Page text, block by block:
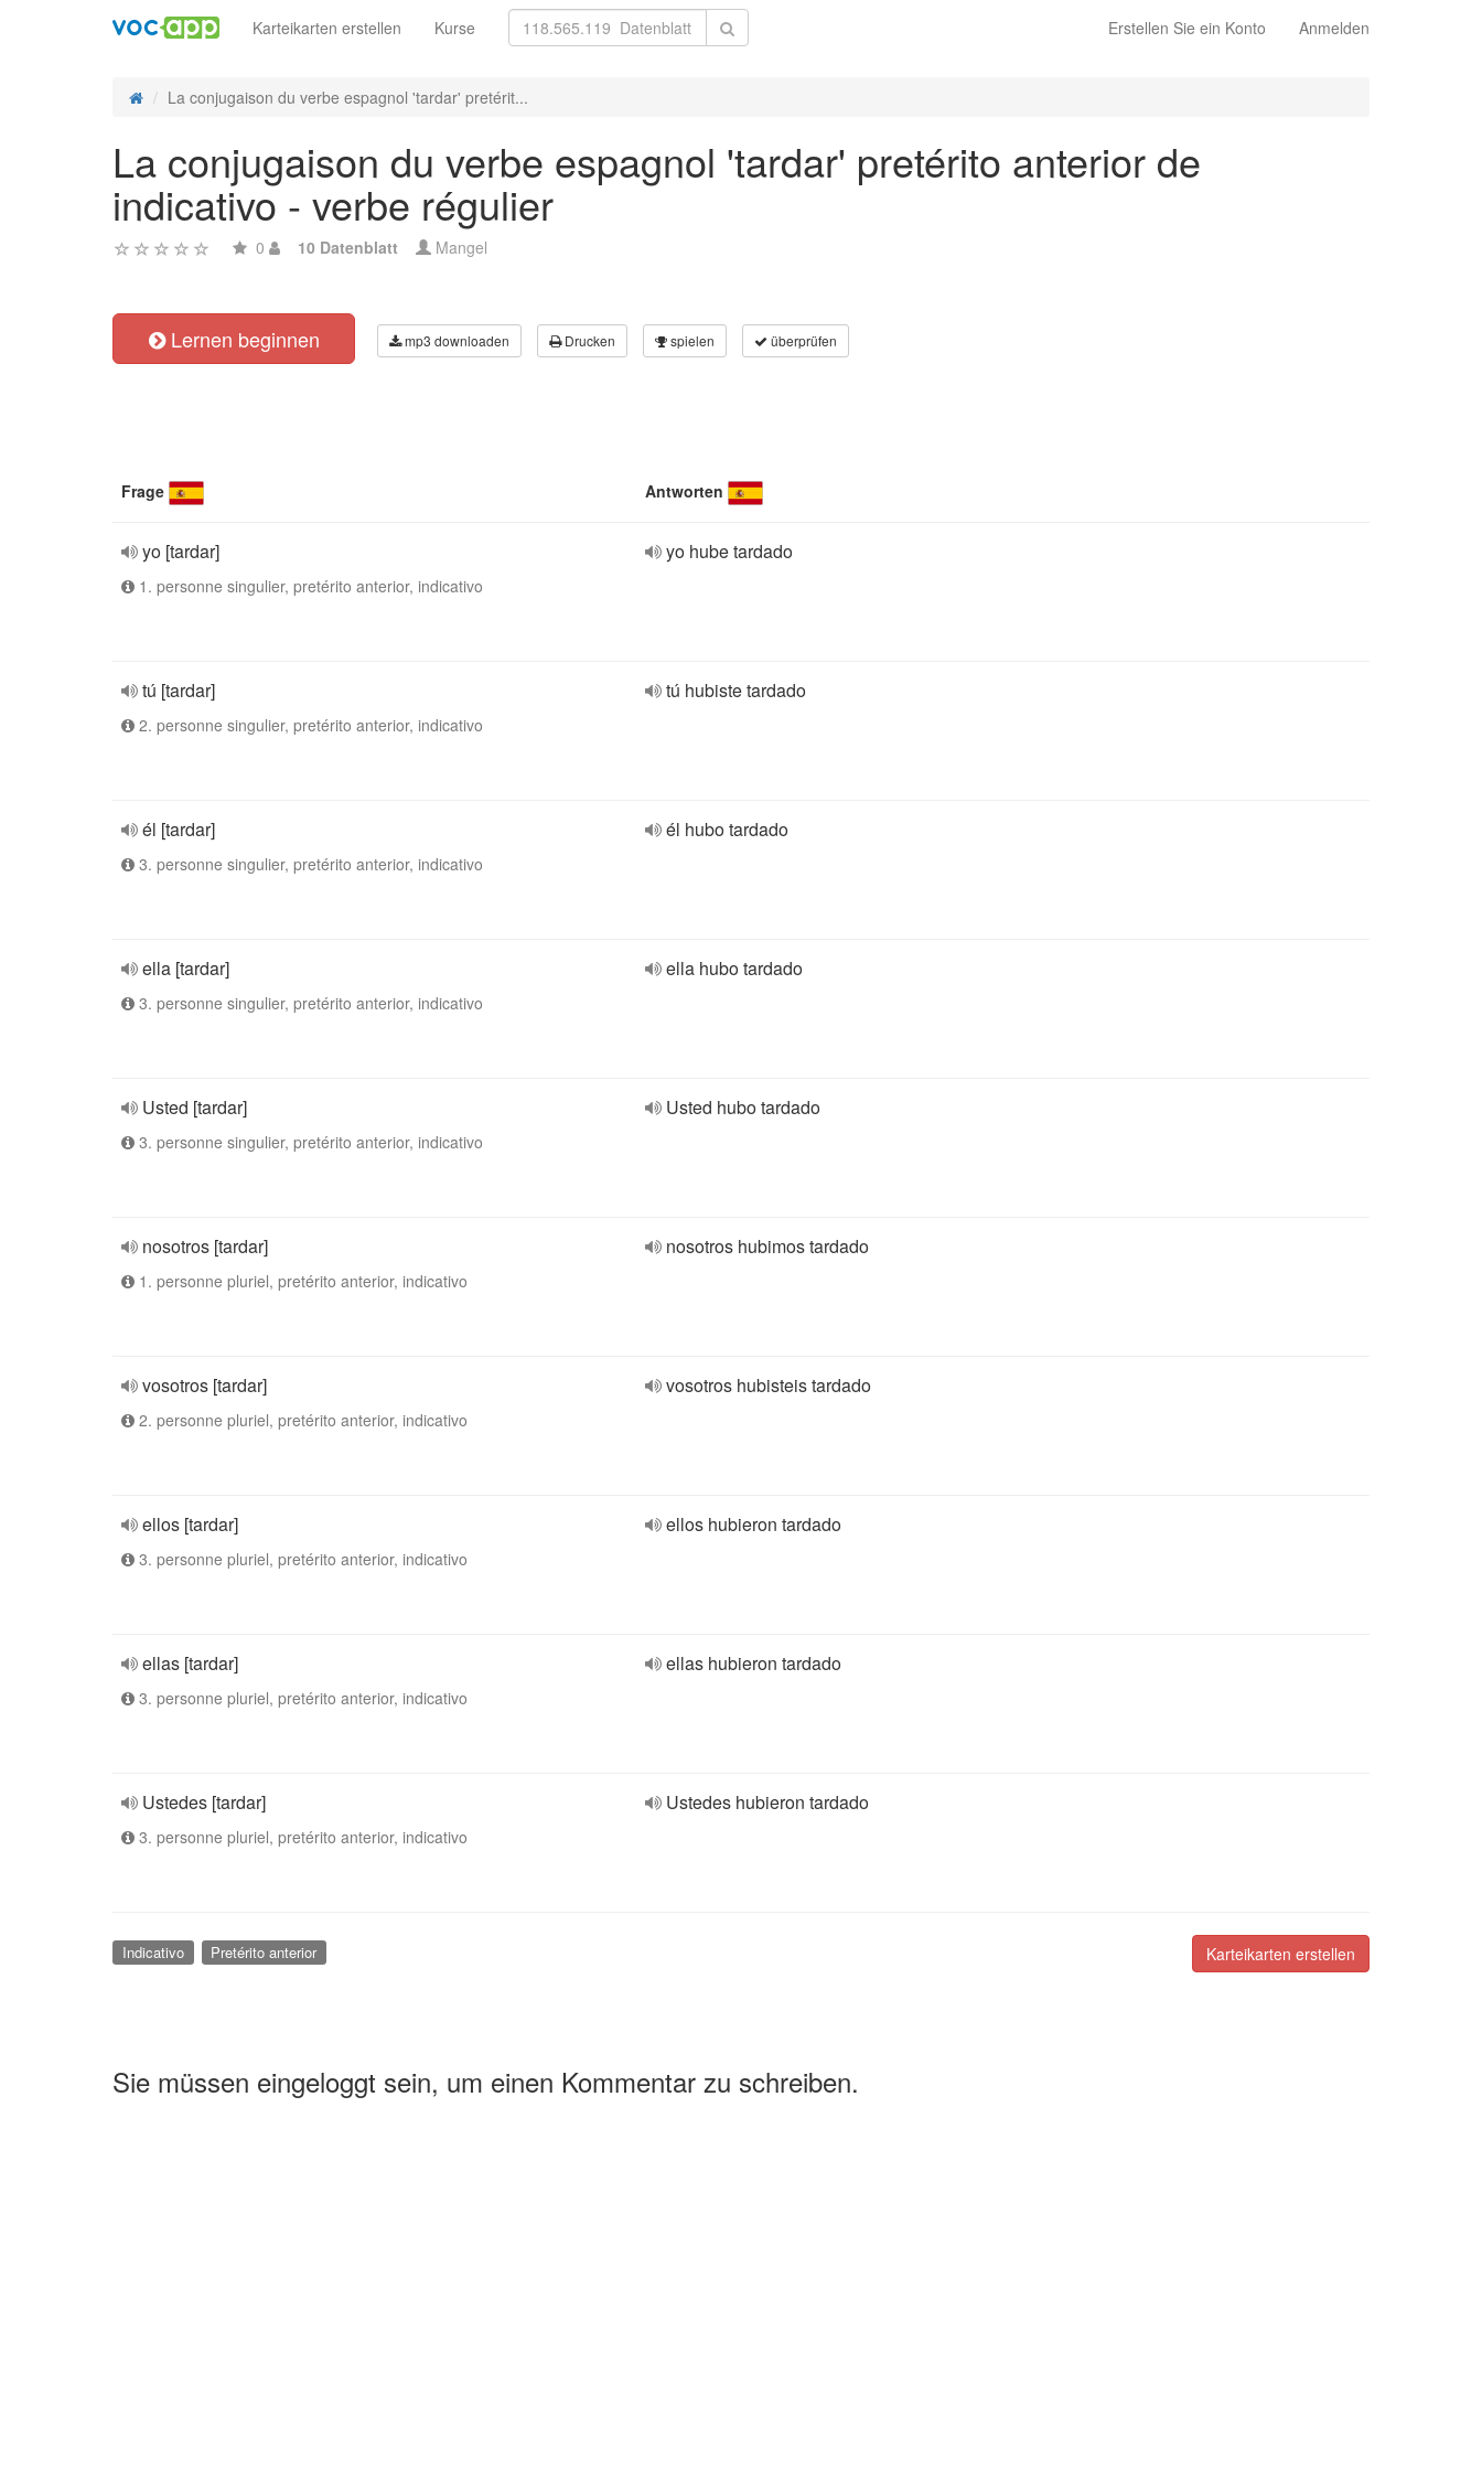
Erstellen Sie ein Konto Anmelden
Karteikarten erstellen Kurse
La conjugaison du verbe espagnol 'tardar' pretérit...
La conjugaison du verbe espagnol 'tardar' pretérito anterior de
indicativo - verbe régulier
0 10 Datenblatt Mangel
Lernen beginnen mp3 downloaden Drucken spielen überprüfen
Frage Antworten
yo [tardar]
1. personne singulier, pretérito anterior, indicativo
yo hube tardado
tú [tardar]
2. personne singulier, pretérito anterior, indicativo
tú hubiste tardado
él [tardar]
3. personne singulier, pretérito anterior, indicativo
él hubo tardado
ella [tardar]
3. personne singulier, pretérito anterior, indicativo
ella hubo tardado
Usted [tardar]
3. personne singulier, pretérito anterior, indicativo
Usted hubo tardado
nosotros [tardar]
1. personne pluriel, pretérito anterior, indicativo
nosotros hubimos tardado
vosotros [tardar]
2. personne pluriel, pretérito anterior, indicativo
vosotros hubisteis tardado
ellos [tardar]
3. personne pluriel, pretérito anterior, indicativo
ellos hubieron tardado
ellas [tardar]
3. personne pluriel, pretérito anterior, indicativo
ellas hubieron tardado
Ustedes [tardar]
3. personne pluriel, pretérito anterior, indicativo
Ustedes hubieron tardado
Karteikarten erstellen
Indicativo Pretérito anterior
Sie müssen eingeloggt sein, um einen Kommentar zu schreiben.